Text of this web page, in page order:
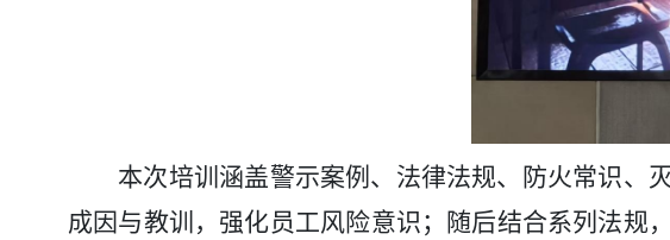
本次培训涵盖警示案例、法律法规、防火常识、
成因与教训，强化员工风险意识；随后结合系列法规